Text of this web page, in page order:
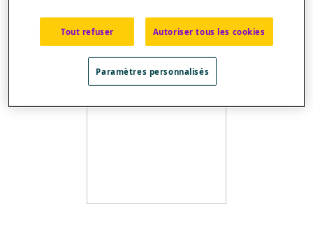
Tout refuser Autoriser tous les cookies
Paramètres personnalisés